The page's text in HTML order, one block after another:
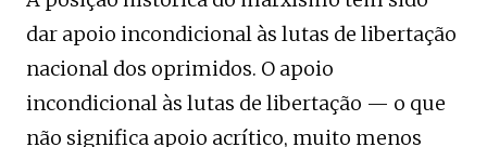
dar apoio incondicional às lutas de libertação
nacional dos oprimidos. O apoio
incondicional às lutas de libertação — o que
não significa apoio acrítico, muito menos